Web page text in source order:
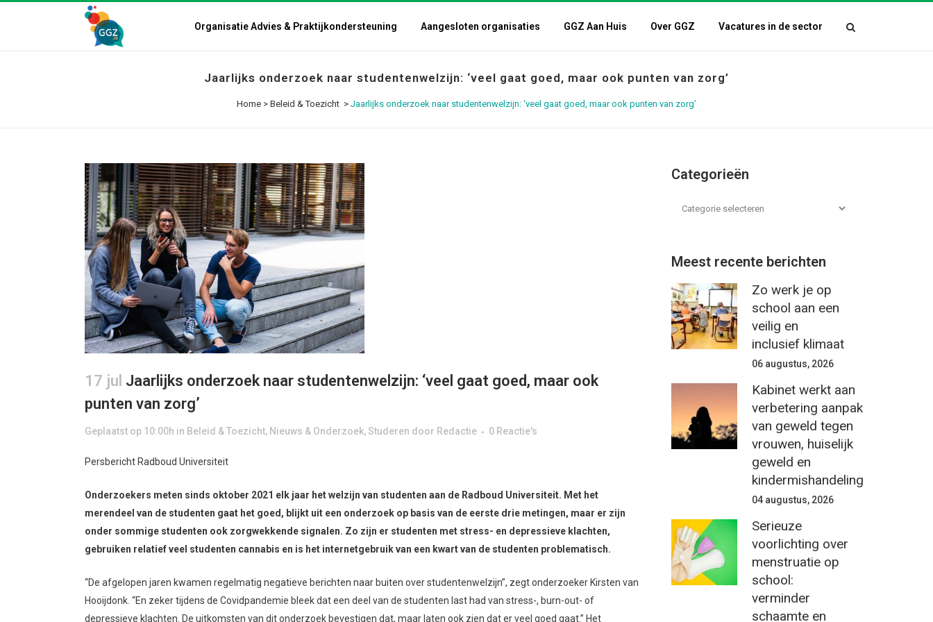
Organisatie Advies & Praktijkondersteuning Aangesloten organisaties GGZ Aan Huis Over GGZ Vacatures in de sector
Jaarlijks onderzoek naar studentenwelzijn: ‘veel gaat goed, maar ook punten van zorg’
Home > Beleid & Toezicht > Jaarlijks onderzoek naar studentenwelzijn: ‘veel gaat goed, maar ook punten van zorg’
17 jul Jaarlijks onderzoek naar studentenwelzijn: ‘veel gaat goed, maar ook
punten van zorg’
Geplaatst op 10:00h in Beleid & Toezicht, Nieuws & Onderzoek,Studeren door Redactie 0 Reactie's
Persbericht Radboud Universiteit
Onderzoekers meten sinds oktober 2021 elk jaar het welzijn van studenten aan de Radboud Universiteit. Met het
merendeel van de studenten gaat het goed, blijkt uit een onderzoek op basis van de eerste drie metingen, maar er zijn
onder sommige studenten ook zorgwekkende signalen. Zo zijn er studenten met stress- en depressieve klachten,
gebruiken relatief veel studenten cannabis en is het internetgebruik van een kwart van de studenten problematisch.
“De afgelopen jaren kwamen regelmatig negatieve berichten naar buiten over studentenwelzijn”, zegt onderzoeker Kirsten van
Hooijdonk. “En zeker tijdens de Covidpandemie bleek dat een deel van de studenten last had van stress-, burn-out- of
depressieve klachten. De uitkomsten van dit onderzoek bevestigen dat, maar laten ook zien dat er veel goed gaat.” Het
Categorieën
Meest recente berichten
Zo werk je op
school aan een
veilig en
inclusief klimaat
06 augustus, 2026
Kabinet werkt aan
verbetering aanpak
van geweld tegen
vrouwen, huiselijk
geweld en
kindermishandeling
04 augustus, 2026
Serieuze
voorlichting over
menstruatie op
school:
verminder
schaamte en